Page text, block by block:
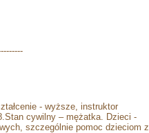
- wyższe, instruktor
cywilny – mężatka. Dzieci -
szczególnie pomoc dzieciom z